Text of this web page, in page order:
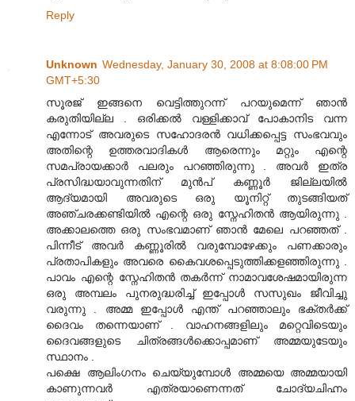
Reply
Unknown Wednesday, January 30, 2008 at 8:08:00 PM
GMT+5:30
സൂരജ് ഇങ്ങനെ വെട്ടിത്തുറന്ന് പറയുമെന്ന് ഞാന്‍
കരുതിയില്ല . ഒരിക്കല്‍ വള്ളിക്കാവ് പോകാനിട വന്ന
എന്നോട് അവരുടെ സഹോദരന്‍ വധിക്കപ്പെട്ട സംഭവവും
അതിന്റെ ഉത്തരവാദികള്‍ ആരെന്നും മറ്റും എന്റെ
സമപ്രായക്കാര്‍ പലരും പറഞ്ഞിരുന്നു . അവര്‍ ഇത്ര
പ്രസിദ്ധയാവുന്നതിന് മുന്‍പ് കണ്ണൂര്‍ ജില്ലയില്‍
ആദ്യമായി അവരുടെ ഒരു യൂനിറ്റ് തുടങ്ങിയത്
അഞ്ചരക്കണ്ടിയില്‍ എന്റെ ഒരു സ്നേഹിതന്‍ ആയിരുന്നു .
അക്കാലത്തെ ഒരു സംഭവമാണ് ഞാന്‍ മേലെ പറഞ്ഞത് .
പിന്നീട് അവര്‍ കണ്ണൂരില്‍ വരുമ്പോഴേക്കും പണക്കാരും
പ്രതാപികളും അവരെ കൈവശപ്പെടുത്തിക്കളഞ്ഞിരുന്നു .
പാവം എന്റെ സ്നേഹിതന്‍ തകര്‍ന്ന് നാമാവശേഷമായിരുന്ന
ഒരു അമ്പലം പുനരുദ്ധരിച്ച് ഇപ്പോള്‍ സസുഖം ജീവിച്ചു
വരുന്നു . അമ്മ ഇപ്പോള്‍ എന്ത് പറഞ്ഞാലും ഭക്തര്‍ക്ക്
ദൈവം തന്നെയാണ് . വാഹനങ്ങളിലും മറ്റെവിടെയും
ദൈവങ്ങളുടെ ചിത്രങ്ങള്‍ക്കൊപ്പമാണ് അമ്മയുടേയും
സ്ഥാനം .
പക്ഷെ ആലിംഗനം ചെയ്യുമ്പോള്‍ അമ്മയെ അമ്മയായി
കാണുന്നവര്‍ എത്രയാണെന്നത് ചോദ്യചിഹ്നം